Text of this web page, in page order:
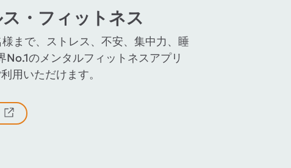
・フィットネス
まで、ストレス、不安、集中力、睡
No.1のメンタルフィットネスアプリ
用いただけます。